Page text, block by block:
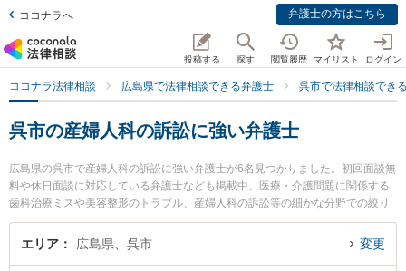
ココナラへ 弁護士の方はこちら
投稿する 探す 閲覧履歴 マイリスト ログイン
ココナラ法律相談 広島県で法律相談できる弁護士 呉市で法律相談でき
呉市の産婦人科の訴訟に強い弁護士
広島県の呉市で産婦人科の訴訟に強い弁護士が6名見つかりました。初回面談無
料や休日面談に対応している弁護士なども掲載中。医療・介護問題に関係する
歯科治療ミスや美容整形のトラブル、産婦人科の訴訟等の細かな分野での絞り
込み検索もでき便利です。特に安芸総合法律事務所の中野 誠吾弁護士やクレー
ル法律事務所の平岡 達也弁護士、山岡法律事務所の山岡 嗣也弁護士のプロフィ
エリア 広島県、呉市 変更